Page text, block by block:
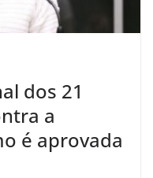
dos 21
a
é aprovada